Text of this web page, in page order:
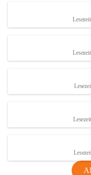
S
und den daraus folgenden
Maßnahmen zur
Rebe und der
Anhang VBl. EU
1 Seite•1,4 MB
VBl. EU Nr.